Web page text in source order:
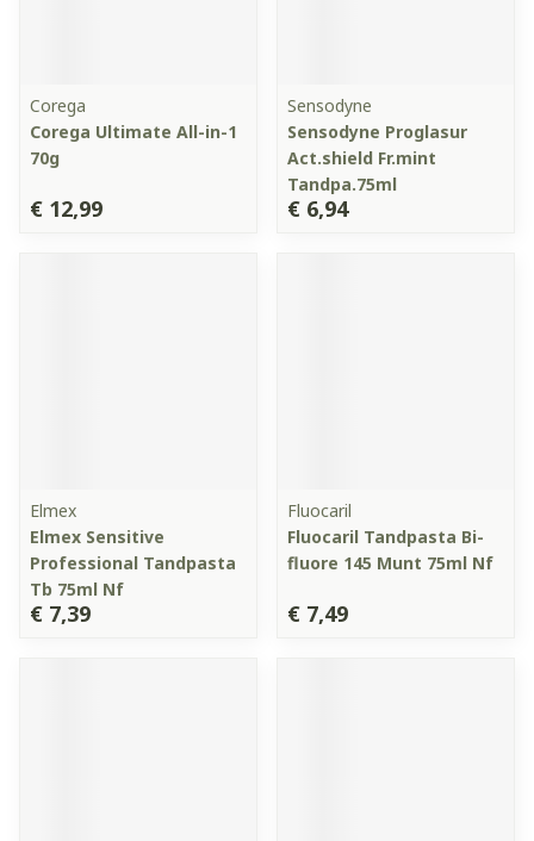
Corega
Corega Ultimate All-in-1
70g
€ 12,99
Sensodyne
Sensodyne Proglasur
Act.shield Fr.mint
Tandpa.75ml
€ 6,94
Elmex
Elmex Sensitive
Professional Tandpasta
Tb 75ml Nf
€ 7,39
Fluocaril
Fluocaril Tandpasta Bi-
fluore 145 Munt 75ml Nf
€ 7,49